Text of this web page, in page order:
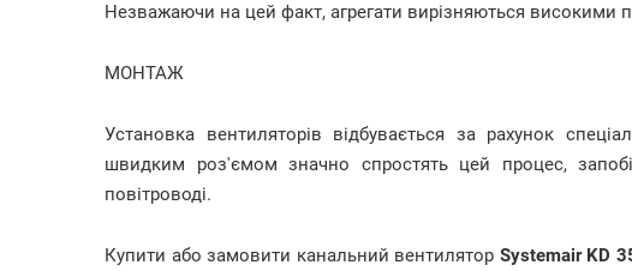
Незважаючи на цей факт, агрегати вирізняються високими
МОНТАЖ
Установка вентиляторів відбувається за рахунок
швидким роз'ємом значно спростять цей процес,
повітроводі.
Купити або замовити канальний вентилятор Systemair KD